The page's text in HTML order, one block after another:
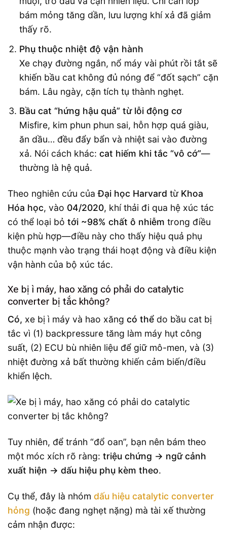
bám mỏng tăng dần, lưu lượng khí xả đã giảm
thấy rõ.
Phụ thuộc nhiệt độ vận hành
Xe chạy đường ngắn, nổ máy vài phút rồi tắt sẽ
khiến bầu cat không đủ nóng để “đốt sạch” cặn
bám. Lâu ngày, cặn tích tụ thành nghẹt.
Bầu cat “hứng hậu quả” từ lỗi động cơ
Misfire, kim phun phun sai, hỗn hợp quá giàu,
ăn dầu… đều đẩy bẩn và nhiệt sai vào đường
xả. Nói cách khác: cat hiếm khi tắc “vô cớ”—
thường là hệ quả.
Theo nghiên cứu củaĐại học Harvard từ Khoa
Hóa học, vào 04/2020, khí thải đi qua hệ xúc tác
có thể loại bỏ tới ~98% chất ô nhiễm trong điều
kiện phù hợp—điều này cho thấy hiệu quả phụ
thuộc mạnh vào trạng thái hoạt động và điều kiện
vận hành của bộ xúc tác.
Xe bị ì máy, hao xăng có phải do catalytic
converter bị tắc không?
Có, xe bị ì máy và hao xăng có thể do bầu cat bị
tắc vì (1) backpressure tăng làm máy hụt công
suất, (2) ECU bù nhiên liệu để giữ mô-men, và (3)
nhiệt đường xả bất thường khiến cảm biến/điều
khiển lệch.
Tuy nhiên, để tránh “đổ oan”, bạn nên bám theo
một móc xích rõ ràng: triệu chứng → ngữ cảnh
xuất hiện → dấu hiệu phụ kèm theo.
Cụ thể, đây là nhóm dấu hiệu catalytic converter
hỏng (hoặc đang nghẹt nặng) mà tài xế thường
cảm nhận được: